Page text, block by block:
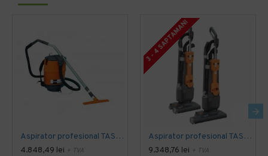
Aspirator profesional TASKI dorsalino EURO, 900 W, TASKI
4.848,49 lei + TVA
3 - 4 SAPTAMANI
Aspirator profesional TASKI jet 38 Euro, 900 W, TASKI
9.348,76 lei + TVA